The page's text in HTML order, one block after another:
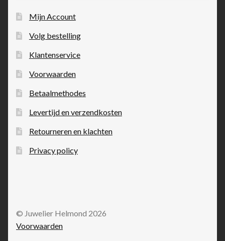
Mijn Account
Volg bestelling
Klantenservice
Voorwaarden
Betaalmethodes
Levertijd en verzendkosten
Retourneren en klachten
Privacy policy
© Juwelier Helmond 2026
Voorwaarden